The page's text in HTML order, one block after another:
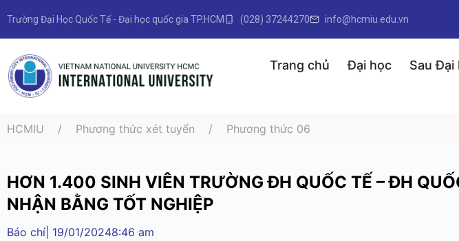
Trường Đại Học Quốc Tế - Đại học quốc gia TP.HCM (028) 37244270 info@hcmiu.edu.vn
Trang chủ Đại học Sau Đại
HCMIU Phương thức xét tuyển Phương thức 06
HƠN 1.400 SINH VIÊN TRƯỜNG ĐH QUỐC TẾ – ĐH
NHẬN BẰNG TỐT NGHIỆP
Báo chí 19/01/20248:46 am